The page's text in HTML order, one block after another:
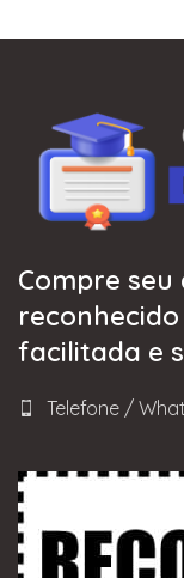
Compre
facilitada e
Telefone /